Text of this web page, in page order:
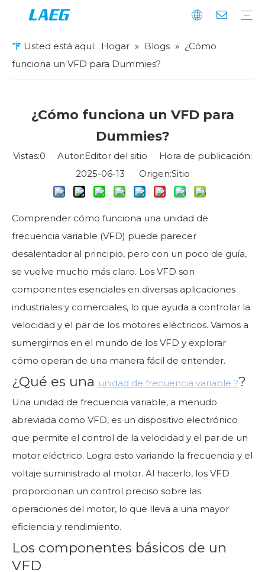
Usted está aquí: Hogar » Blogs » ¿Cómo
funciona un VFD para Dummies?
¿Cómo funciona un VFD para
Dummies?
Vistas:0 Autor:Editor del sitio Hora de publicación:
2025-06-13 Origen:Sitio
Comprender cómo funciona una unidad de
frecuencia variable (VFD) puede parecer
desalentador al principio, pero con un poco de guía,
se vuelve mucho más claro. Los VFD son
componentes esenciales en diversas aplicaciones
industriales y comerciales, lo que ayuda a controlar la
velocidad y el par de los motores eléctricos. Vamos a
sumergirnos en el mundo de los VFD y explorar
cómo operan de una manera fácil de entender.
¿Qué es una unidad de frecuencia variable ??
Una unidad de frecuencia variable, a menudo
abreviada como VFD, es un dispositivo electrónico
que permite el control de la velocidad y el par de un
motor eléctrico. Logra esto variando la frecuencia y el
voltaje suministrado al motor. Al hacerlo, los VFD
proporcionan un control preciso sobre las
operaciones del motor, lo que lleva a una mayor
eficiencia y rendimiento.
Los componentes básicos de un
VFD